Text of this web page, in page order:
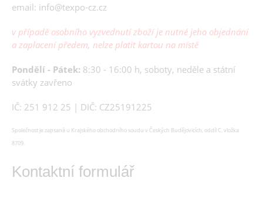
email: info@texpo-cz.cz
v případě osobního vyzvednutí zboží je nutné jeho objednání
a zaplacení předem, nelze platit kartou na místě
Pondělí - Pátek: 8:30 - 16:00 h, soboty, neděle a státní
svátky zavřeno
IČ: 251 912 25 | DIČ: CZ25191225
Společnost je zapsaná u Krajského obchodního soudu v Českých Budějovicích, oddíl C, vložka
8709.
Kontaktní formulář